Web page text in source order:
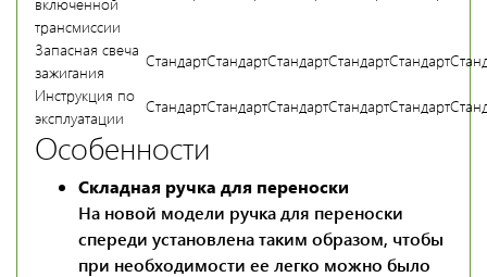
трансмиссии
Запасная свеча
зажигания
СтандартСтандартСтандартСтандартСтандарт
Инструкция по
эксплуатации
СтандартСтандартСтандартСтандартСтандарт
Особенности
Складная ручка для переноски
На новой модели ручка для переноски
спереди установлена таким образом, чтобы
при необходимости ее легко можно было